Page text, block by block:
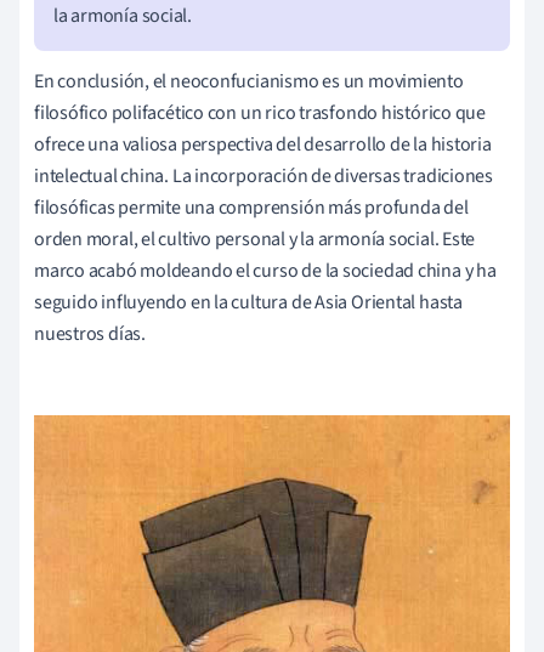
la armonía social.
En conclusión, el neoconfucianismo es un movimiento
filosófico polifacético con un rico trasfondo histórico que
ofrece una valiosa perspectiva del desarrollo de la historia
intelectual china. La incorporación de diversas tradiciones
filosóficas permite una comprensión más profunda del
orden moral, el cultivo personal y la armonía social. Este
marco acabó moldeando el curso de la sociedad china y ha
seguido influyendo en la cultura de Asia Oriental hasta
nuestros días.